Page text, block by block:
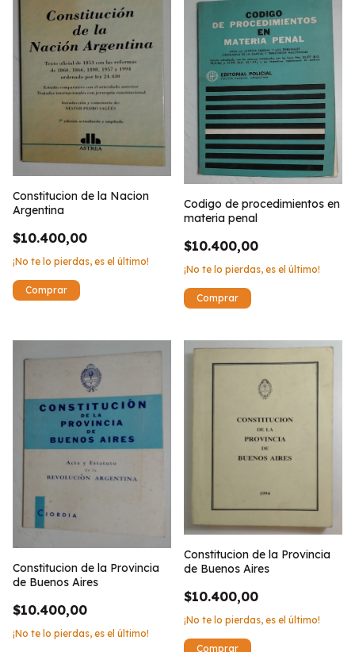
Constitucion de la Nacion
Argentina
$10.400,00
¡No te lo pierdas, es el último!
Codigo de procedimientos en
materia penal
$10.400,00
¡No te lo pierdas, es el último!
Constitucion de la Provincia
de Buenos Aires
$10.400,00
¡No te lo pierdas, es el último!
Constitucion de la Provincia
de Buenos Aires
$10.400,00
¡No te lo pierdas, es el último!